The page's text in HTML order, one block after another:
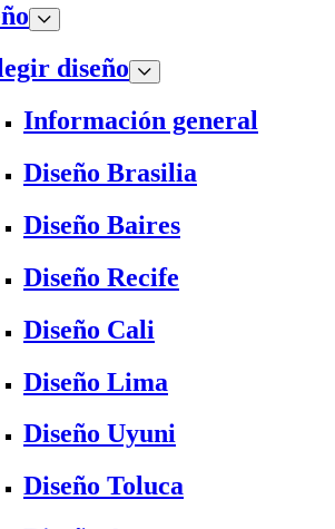
diseño
Información general
Diseño Brasilia
Diseño Baires
Diseño Recife
Diseño Cali
Diseño Lima
Diseño Uyuni
Diseño Toluca